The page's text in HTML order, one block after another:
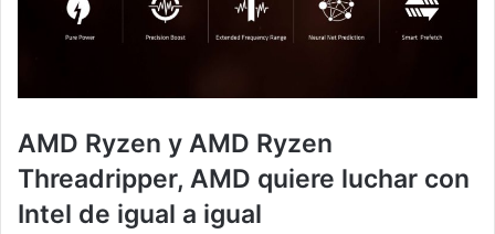
AMD Ryzen y AMD Ryzen
Threadripper, AMD quiere luchar con
Intel de igual a igual